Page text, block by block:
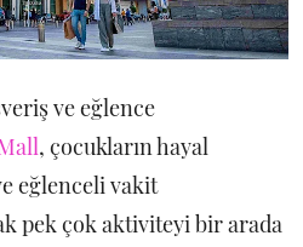
ve eğlence
, çocukların hayal
eğlenceli vakit
pek çok aktiviteyi bir arada